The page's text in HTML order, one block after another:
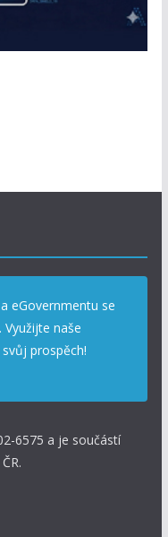
eGovernmentu se
naše
prospěch!
6575 a je součástí